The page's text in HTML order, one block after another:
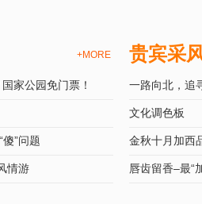
家公园免门票！
”问题
情游
贵宾采
一路向北，追
文化调色板
金秋十月加西
唇齿留香–最“
+MORE